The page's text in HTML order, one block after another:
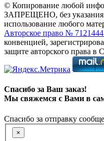
© Копирование любой
ЗАПРЕЩЕНО, без указания
использование любого
Авторское право №
конвенцией,
защите авторского права
Спасибо за Ваш заказ!
Мы свяжемся с Вами в
Спасибо за отправку
×